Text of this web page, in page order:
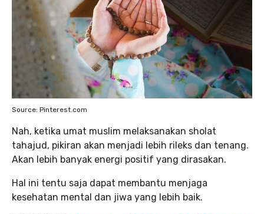
Source: Pinterest.com
Nah, ketika umat muslim melaksanakan sholat
tahajud, pikiran akan menjadi lebih rileks dan tenang.
Akan lebih banyak energi positif yang dirasakan.
Hal ini tentu saja dapat membantu menjaga
kesehatan mental dan jiwa yang lebih baik.